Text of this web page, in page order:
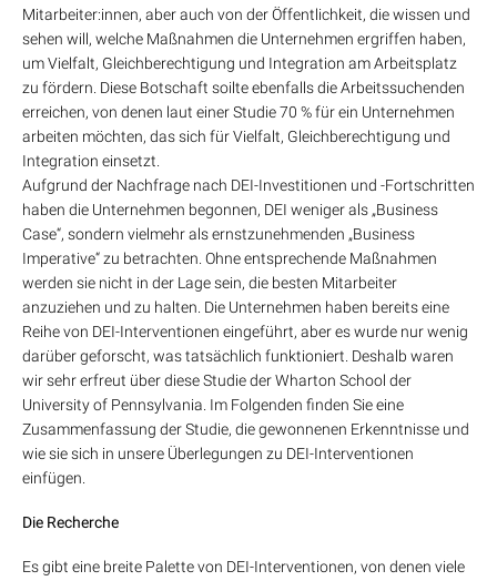
Mitarbeiter:innen, aber auch von der Öffentlichkeit, die wissen und
sehen will, welche Maßnahmen die Unternehmen ergriffen haben,
um Vielfalt, Gleichberechtigung und Integration am Arbeitsplatz
zu fördern. Diese Botschaft soilte ebenfalls die Arbeitssuchenden
erreichen, von denen laut einer Studie 70 % für ein Unternehmen
arbeiten möchten, das sich für Vielfalt, Gleichberechtigung und
Integration einsetzt.
Aufgrund der Nachfrage nach DEI-Investitionen und -Fortschritten
haben die Unternehmen begonnen, DEI weniger als „Business
Case“, sondern vielmehr als ernstzunehmenden „Business
Imperative“ zu betrachten. Ohne entsprechende Maßnahmen
werden sie nicht in der Lage sein, die besten Mitarbeiter
anzuziehen und zu halten. Die Unternehmen haben bereits eine
Reihe von DEI-Interventionen eingeführt, aber es wurde nur wenig
darüber geforscht, was tatsächlich funktioniert. Deshalb waren
wir sehr erfreut über diese Studie der Wharton School der
University of Pennsylvania. Im Folgenden finden Sie eine
Zusammenfassung der Studie, die gewonnenen Erkenntnisse und
wie sie sich in unsere Überlegungen zu DEI-Interventionen
einfügen.
Die Recherche
Es gibt eine breite Palette von DEI-Interventionen, von denen viele